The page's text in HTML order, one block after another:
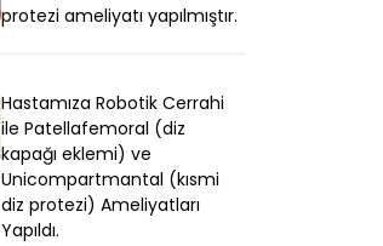
protezi ameliyatı yapılmıştır.
Hastamıza Robotik Cerrahi
ile Patellafemoral (diz
kapağı eklemi) ve
Unicompartmantal (kısmi
diz protezi) Ameliyatları
Yapıldı.